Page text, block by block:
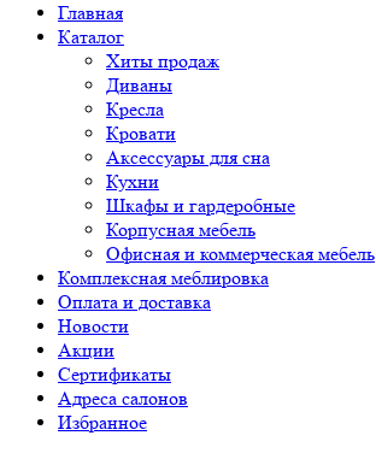
Главная
Каталог
Хиты продаж
Диваны
Кресла
Кровати
Аксессуары для сна
Кухни
Шкафы и гардеробные
Корпусная мебель
Офисная и коммерческая мебель
Комплексная меблировка
Оплата и доставка
Новости
Акции
Сертификаты
Адреса салонов
Избранное